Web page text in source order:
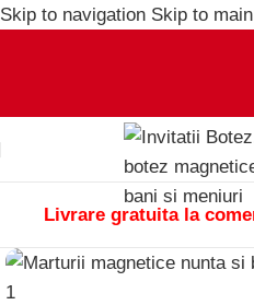
Skip to navigation Skip to
Livrare gratuita la